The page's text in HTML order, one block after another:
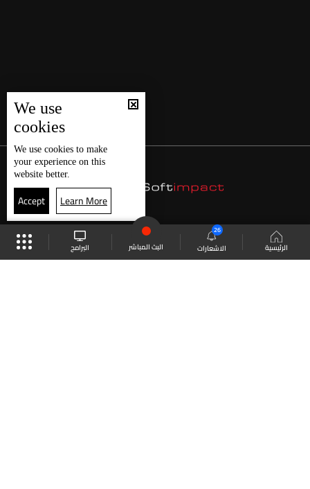
الرئيسية الاشعارات
26
البث المباشر البرامج
We use
cookies
We use cookies to make
your experience on this
website better.
Accept Learn More
موقع البرامج الجدول البث المباشر